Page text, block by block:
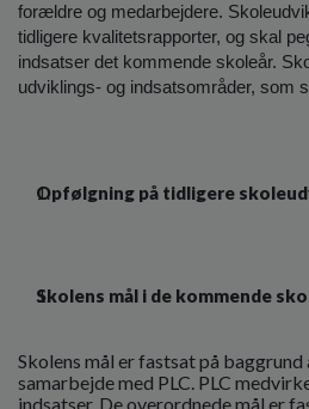
forældre og medarbejdere.
tidligere kvalitetsrapporter, og skal
indsatser det kommende skoleår.
udviklings- og indsatsområder, som
Opfølgning på tidligere
Skolens mål i de kommende
Skolens mål er fastsat på
samarbejde med PLC. PLC
indsatser. De overordnede mål er